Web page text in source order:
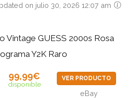
on julio 30, 2026 12:07 am
Vintage GUESS 2000s Rosa
Y2K Raro
99,99€
disponible
VER PRODUCTO
eBay